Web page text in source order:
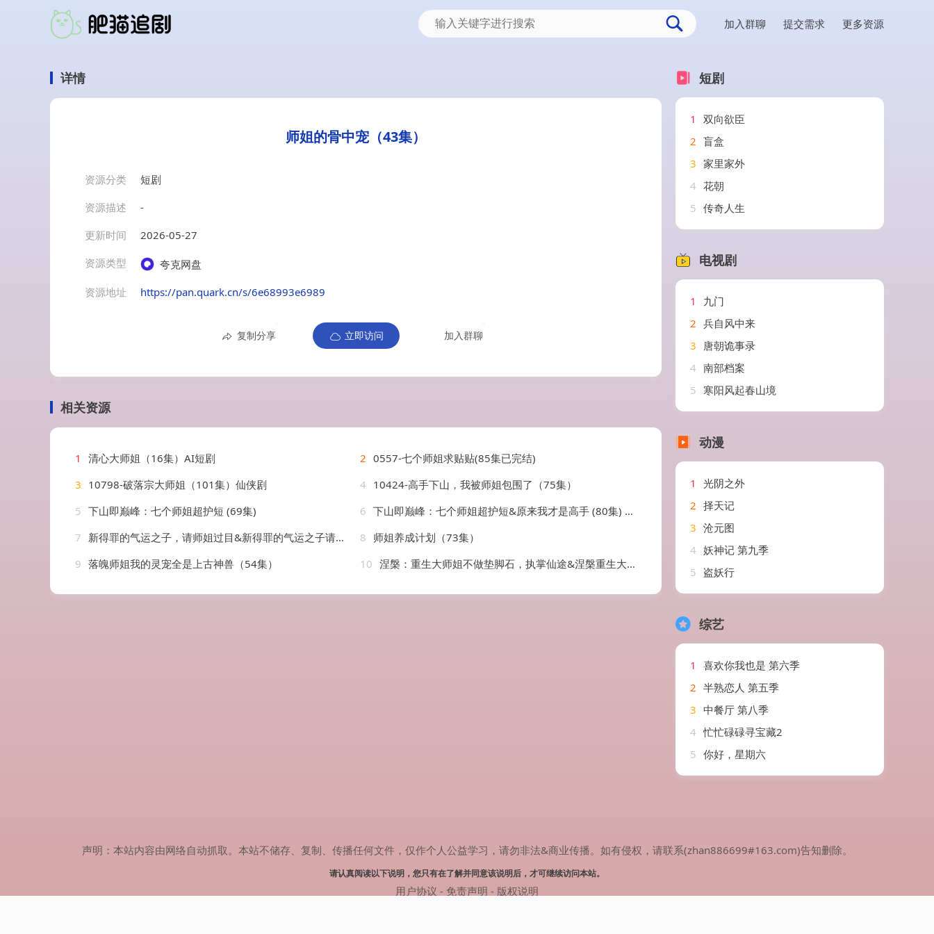
加入群聊 提交需求 更多资源
详情
师姐的骨中宠（43集）
资源分类
短剧
资源描述
-
更新时间
2026-05-27
资源类型
夸克网盘
资源地址
https://pan.quark.cn/s/6e68993e6989
复制分享 立即访问 加入群聊
相关资源
1 清心大师姐（16集）AI短剧 2 0557-七个师姐求贴贴(85集已完结)
3 10798-破落宗大师姐（101集）仙侠剧 4 10424-高手下山，我被师姐包围了（75集）
5 下山即巅峰：七个师姐超护短 (69集) 6 下山即巅峰：七个师姐超护短&原来我才是高手 (80集) 孙雪阳&杨盼盼
7 新得罪的气运之子，请师姐过目&新得罪的气运之子请师姐过目（72集）AI短剧 8 师姐养成计划（73集）
9 落魄师姐我的灵宠全是上古神兽（54集） 10 涅槃：重生大师姐不做垫脚石，执掌仙途&涅槃重生大师姐不做垫脚石执掌仙途（59集）AI短剧
短剧
1
双向欲臣
2 盲盒
3 家里家外
4 花朝
5 传奇人生
电视剧
1
九门
2 兵自风中来
3 唐朝诡事录
4 南部档案
5 寒阳风起春山境
动漫
1
光阴之外
2 择天记
3 沧元图
4 妖神记 第九季
5 盗妖行
综艺
1
喜欢你我也是 第六季
2 半熟恋人 第五季
3 中餐厅 第八季
4 忙忙碌碌寻宝藏2
5 你好，星期六
声明：本站内容由网络自动抓取。本站不储存、复制、传播任何文件，仅作个人公益学习，请勿非法&商业传播。如有侵权，请联系(zhan886699#163.com)告知删除。
请认真阅读以下说明，您只有在了解并同意该说明后，才可继续访问本站。
用户协议 - 免责声明 - 版权说明